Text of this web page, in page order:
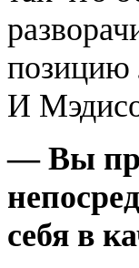
позицию
И
— Вы
себя в